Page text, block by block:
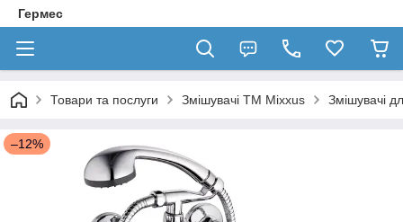
Гермес
Товари та послуги Змішувачі TM Mixxus Змішувачі
–12%